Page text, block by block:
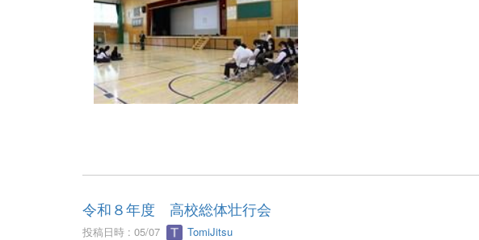
令和８年度 高校総体壮行会
投稿日時 : 05/07 TomiJitsu